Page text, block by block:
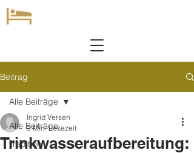
Beitrag
Alle Beiträge
Tradition
Alle Beiträge
Trinkwasseraufbereitung:
Ingrid Versen
3 Min. Lesezeit